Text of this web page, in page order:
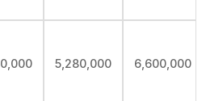
5,280,000 6,600,000